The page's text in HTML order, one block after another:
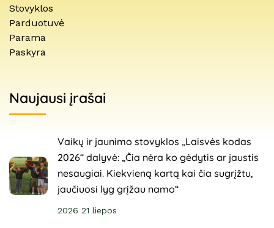
Stovyklos
Parduotuvė
Parama
Paskyra
Naujausi įrašai
Vaikų ir jaunimo stovyklos „Laisvės kodas
2026“ dalyvė: „Čia nėra ko gėdytis ar jaustis
nesaugiai. Kiekvieną kartą kai čia sugrįžtu,
jaučiuosi lyg grįžau namo“
2026 21 liepos